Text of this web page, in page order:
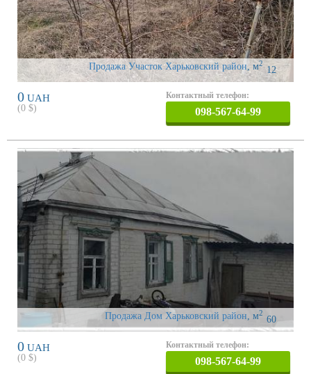
Продажа Участок Харьковский район, 12
м2
0 UAH
(0 $)
Контактный телефон:
098-567-64-99
Продажа Дом Харьковский район 60
м2
0 UAH
(0 $)
Контактный телефон:
098-567-64-99